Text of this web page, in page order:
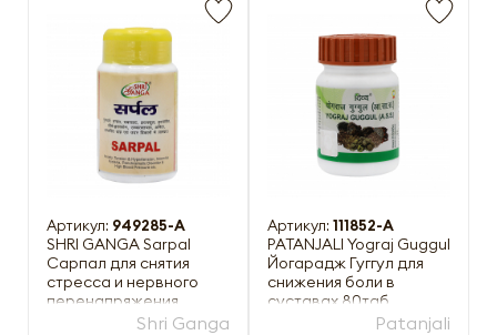
Артикул: 949285-A
SHRI GANGA Sarpal
Сарпал для снятия
стресса и нервного
перенапряжения
Shri Ganga
Артикул: 111852-A
PATANJALI Yograj Guggul
Йогарадж Гуггул для
снижения боли в
суставах 80таб
Patanjali